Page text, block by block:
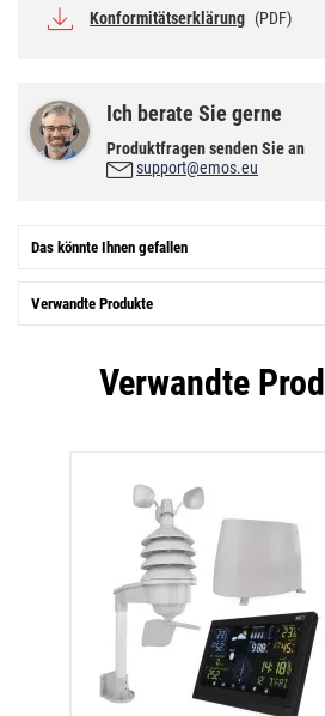
Konformitätserklärung (PDF)
Ich berate Sie gerne
Produktfragen senden Sie an
support@emos.eu
Das könnte Ihnen gefallen
Verwandte Produkte
Verwandte